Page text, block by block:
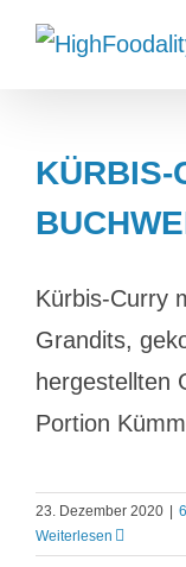
Zum
Inhalt
KÜRBIS-
Kürbis-Curry
Grandits,
hergestellten
Portion
23. Dezember 2020
Weiterlesen